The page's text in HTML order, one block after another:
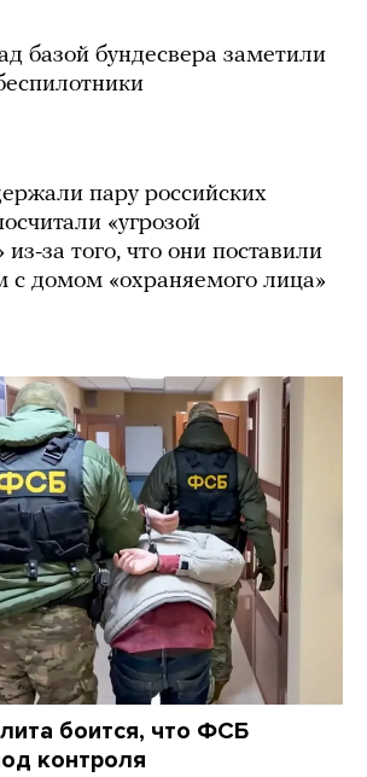
базой бундесвера заметили
пару российских
«угрозой
из-за того, что они поставили
с домом «охраняемого лица»
боится, что ФСБ
контроля